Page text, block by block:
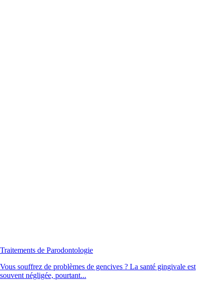
Traitements de Parodontologie
Vous souffrez de problèmes de gencives ? La santé gingivale est
souvent négligée, pourtant...